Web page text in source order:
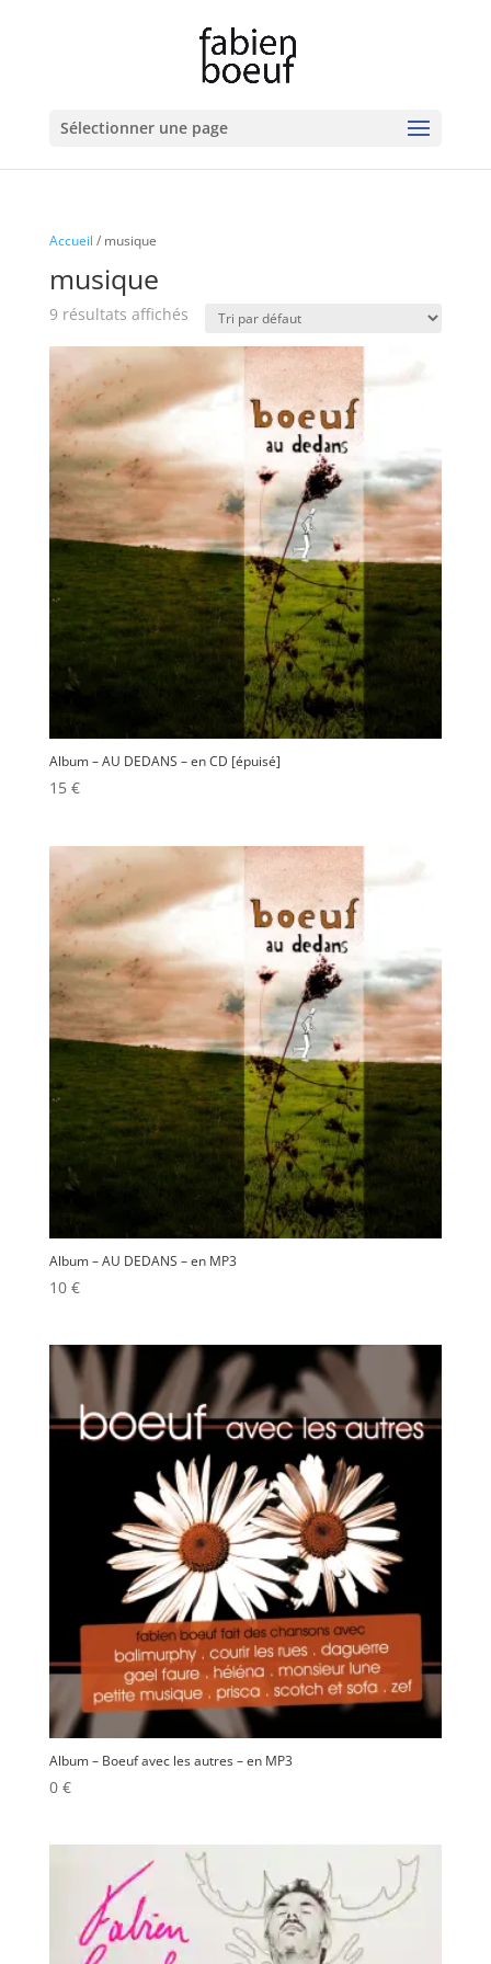
Sélectionner une page
Accueil / musique
musique
9 résultats affichés
Album – AU DEDANS – en CD [épuisé]
15 €
Album – AU DEDANS – en MP3
10 €
Album – Boeuf avec les autres – en MP3
0 €